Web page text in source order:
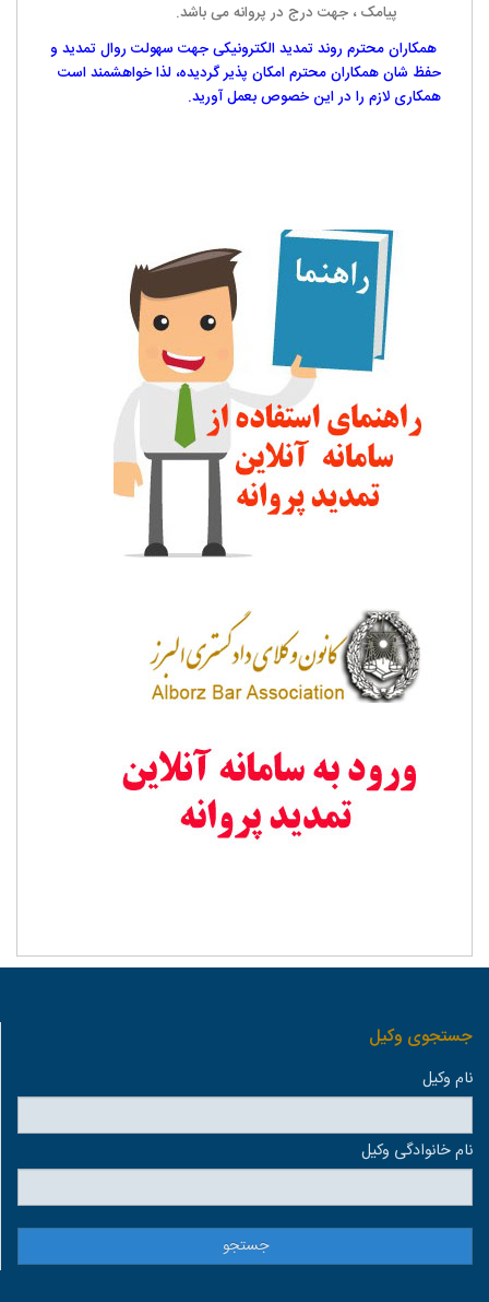
پیامک ، جهت درج در پروانه می باشد.
همکاران محترم روند تمدید الکترونیکی جهت سهولت روال تمدید و
حفظ شان همکاران محترم امکان پذیر گردیده، لذا خواهشمند است
همکاری لازم را در این خصوص بعمل آورید.
جستجوی وكيل
نام وكيل
نام خانوادگی وكيل